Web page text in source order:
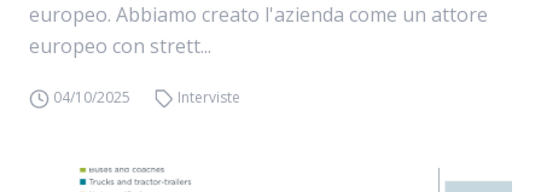
europeo. Abbiamo creato l'azienda come un attore
europeo con strett...
04/10/2025 Interviste